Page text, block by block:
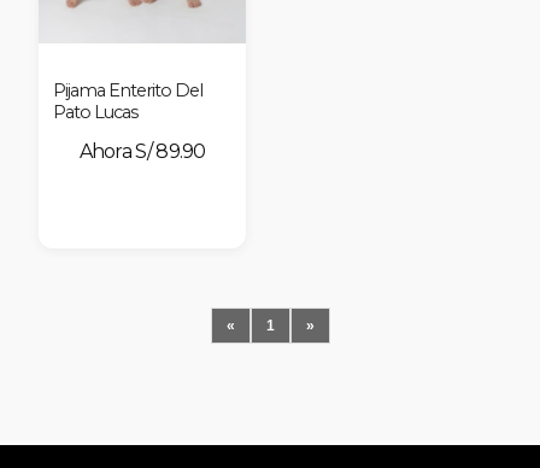
Pijama Enterito Del
Pato Lucas
S/ 89.90
« 1 »